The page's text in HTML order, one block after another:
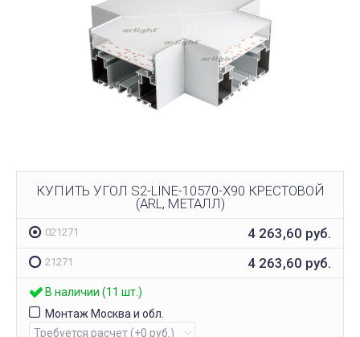
КУПИТЬ УГОЛ S2-LINE-10570-X90 КРЕСТОВОЙ
(ARL, МЕТАЛЛ)
021271 4 263,60 руб.
21271 4 263,60 руб.
В наличии (11 шт.)
Монтаж Москва и обл.